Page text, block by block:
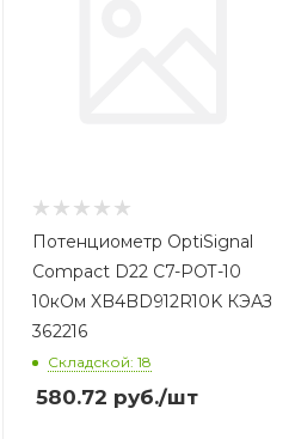
Потенциометр OptiSignal
Compact D22 С7-POT-10
10кОм XB4BD912R10K КЭАЗ
362216
Складской: 18
580.72 руб./шт